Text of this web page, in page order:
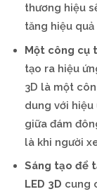
thương hiệu
tăng hiệu
Một công cụ
tạo ra hiệu
3D là một
dung với hiệu
giữa đám
là khi người
Sáng tạo để
LED 3D cung